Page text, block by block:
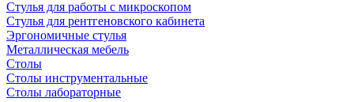
Стулья для работы с микроскопом
Стулья для рентгеновского кабинета
Эргономичные стулья
Металлическая мебель
Столы
Столы инструментальные
Столы лабораторные